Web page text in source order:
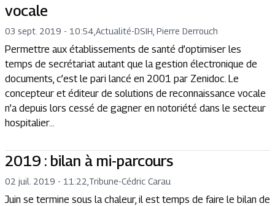
vocale
03 sept. 2019 - 10:54 Actualité-DSIH, Pierre Derrouch
Permettre aux établissements de santé d’optimiser les
temps de secrétariat autant que la gestion électronique de
documents, c’est le pari lancé en 2001 par Zenidoc. Le
concepteur et éditeur de solutions de reconnaissance vocale
n’a depuis lors cessé de gagner en notoriété dans le secteur
hospitalier...
2019 : bilan à mi-parcours
02 juil. 2019 - 11:22 Tribune-Cédric Carau
Juin se termine sous la chaleur, il est temps de faire le bilan de